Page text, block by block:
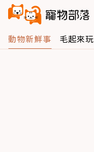
動物新鮮事 毛起來玩